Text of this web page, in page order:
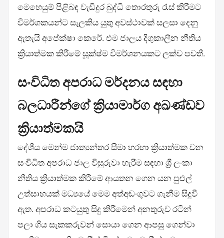
මෙහෙයුම් පිළිබඳ වැඩිදුර බුද්ධි තොරතුරු රැස් කිරීමට
විමර්ශකයන්ට සැලකිය යුතු අවස්ථාවක් සලසා දෙනු
ඇතැයි අපේක්ෂා කෙරේ. එම ජාලය දිගුකාලීන නීතිය
ක්‍රියාත්මක කිරීමේ සූක්ෂ්ම විමර්ශනයකට ලක්ව පවතී.
සංවිධිත අපරාධ මර්දනය සඳහා
බලධාරීන්ගේ ක්‍රියාමාර්ග අඛණ්ඩව
ක්‍රියාත්මකයි
දේශීය මෙන්ම ජාත්‍යන්තර සීමා හරහා ක්‍රියාත්මක වන
සංවිධිත අපරාධ ජාල විසුරුවා හැරීම සඳහා ශ්‍රී ලංකා
නීතිය ක්‍රියාත්මක කිරීමේ ආයතන ගෙන යන පුළුල්
උත්සාහයක් මධ්‍යයේ මෙම අත්අඩංගුවට ගැනීම සිදුවී
ඇත. අපරාධ කටයුතු සිදු කිරීමෙන් අනතුරුව රටින්
පලා ගිය සැකකරුවන් සොයා ගෙන ආපසු ගෙන්වා